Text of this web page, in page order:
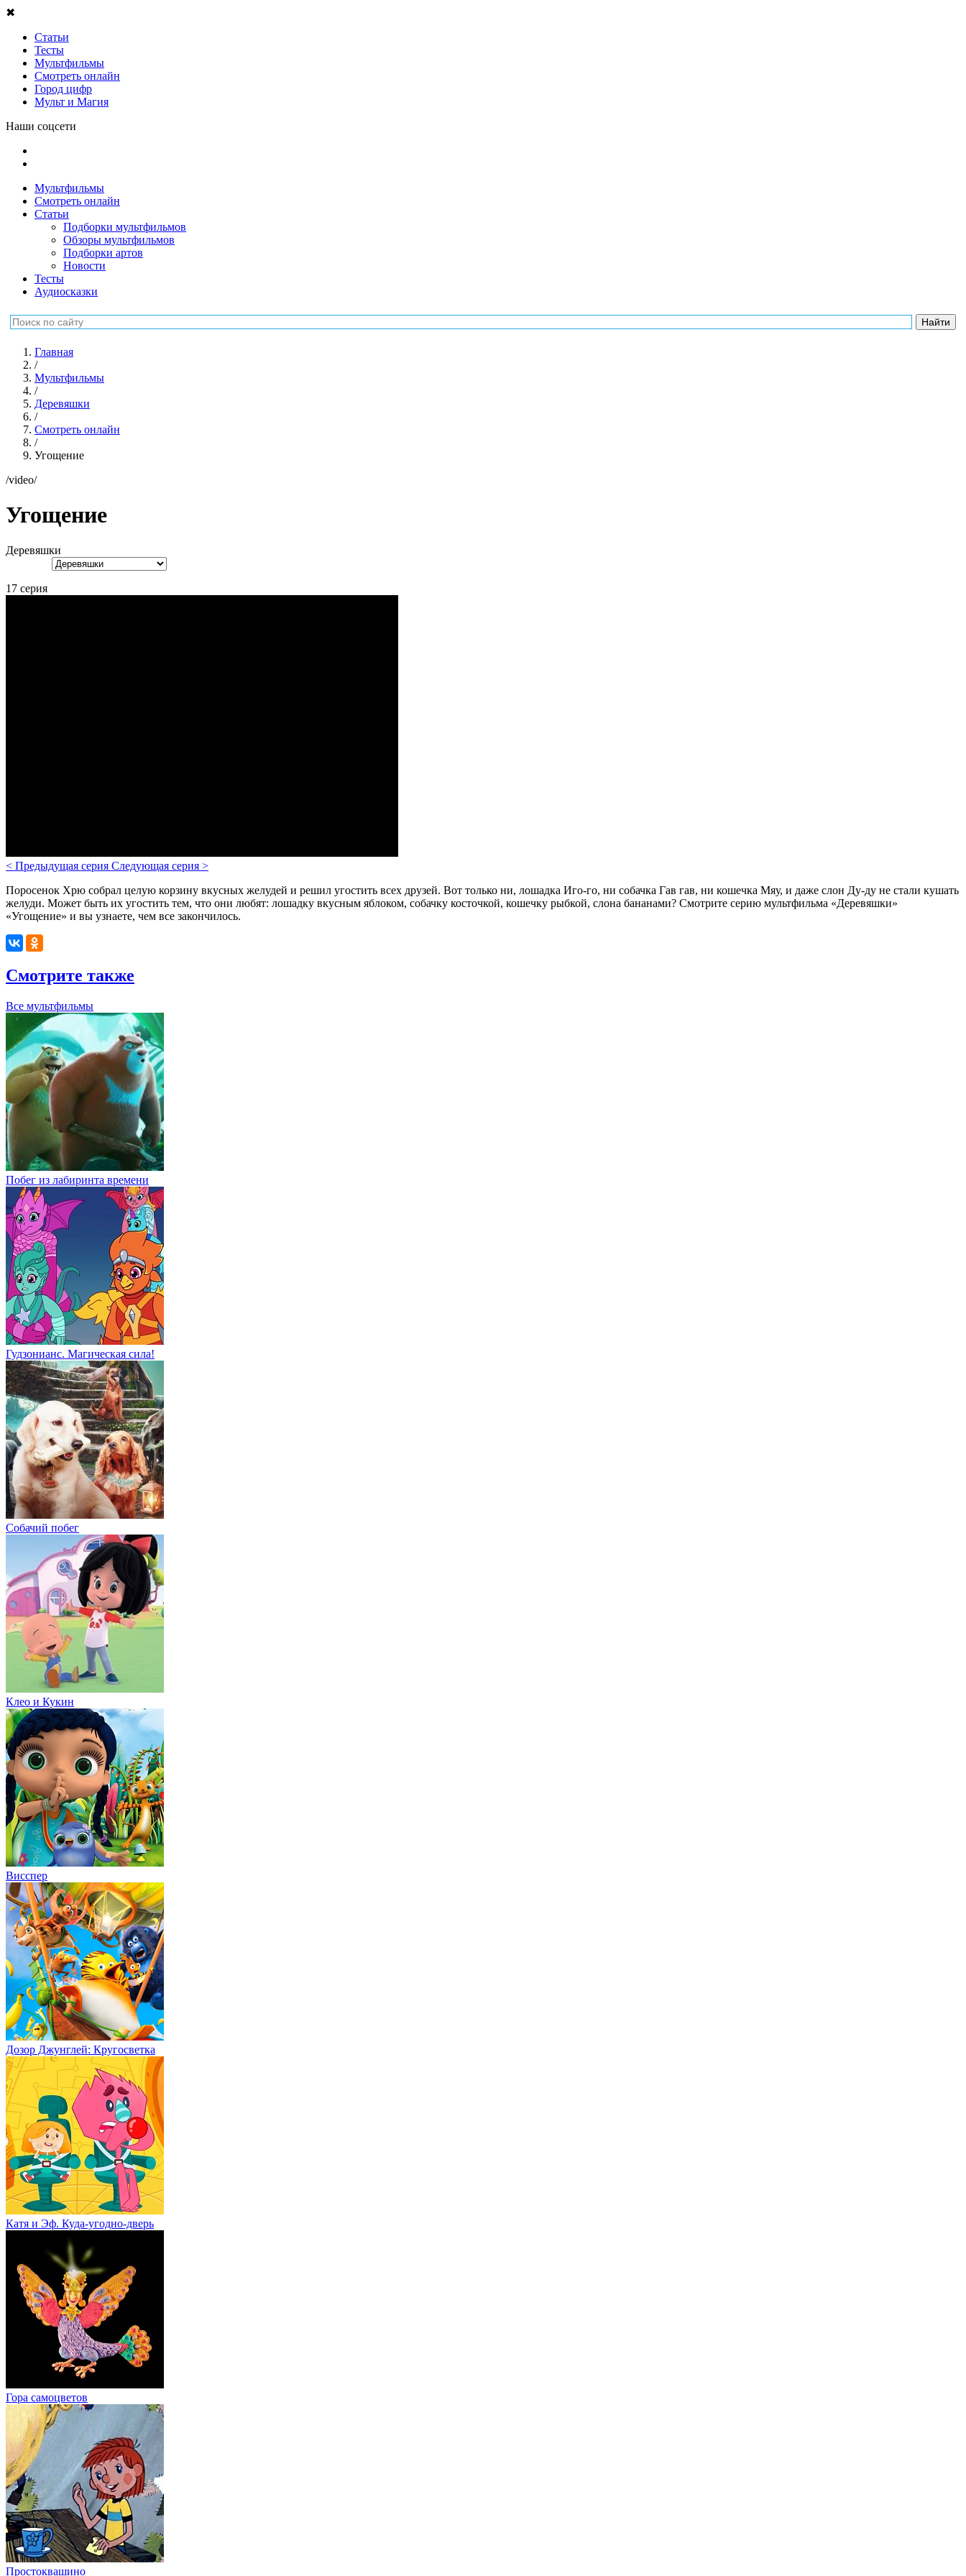
✖
Статьи
Тесты
Мультфильмы
Смотреть онлайн
Город цифр
Мульт и Магия
Наши соцсети
Мультфильмы
Смотреть онлайн
Статьи
Подборки мультфильмов
Обзоры мультфильмов
Подборки артов
Новости
Тесты
Аудиосказки
Главная
/
Мультфильмы
/
Деревяшки
/
Смотреть онлайн
/
Угощение
/video/
Угощение
Деревяшки
17 серия
< Предыдущая серия Следующая серия >
Поросенок Хрю собрал целую корзину вкусных желудей и решил угостить всех друзей. Вот только ни, лошадка Иго-го, ни собачка Гав гав, ни кошечка Мяу, и даже слон Ду-ду не стали кушать
желуди. Может быть их угостить тем, что они любят: лошадку вкусным яблоком, собачку косточкой, кошечку рыбкой, слона бананами? Смотрите серию мультфильма «Деревяшки»
«Угощение» и вы узнаете, чем все закончилось.
Смотрите также
Все мультфильмы
Побег из лабиринта времени
Гудзонианс. Магическая сила!
Собачий побег
Клео и Кукин
Висспер
Дозор Джунглей: Кругосветка
Катя и Эф. Куда-угодно-дверь
Гора cамоцветов
Простоквашино